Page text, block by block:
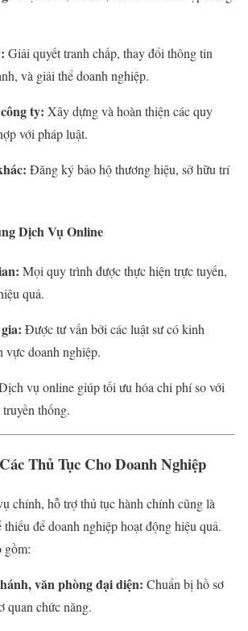
Giải quyết tranh chấp, thay đổi thông tin
và giải thể doanh nghiệp.
ty: Xây dựng và hoàn thiện các quy
với pháp luật.
Đăng ký bảo hộ thương hiệu, sở hữu trí
Dịch Vụ Online
Mọi quy trình được thực hiện trực tuyến,
quả.
Được tư vấn bởi các luật sư có kinh
vực doanh nghiệp.
vụ online giúp tối ưu hóa chi phí so với
thống.
Thủ Tục Cho Doanh Nghiệp
chính, hỗ trợ thủ tục hành chính cũng là
để doanh nghiệp hoạt động hiệu quả.
gồm:
văn phòng đại diện: Chuẩn bị hồ sơ
quan chức năng.